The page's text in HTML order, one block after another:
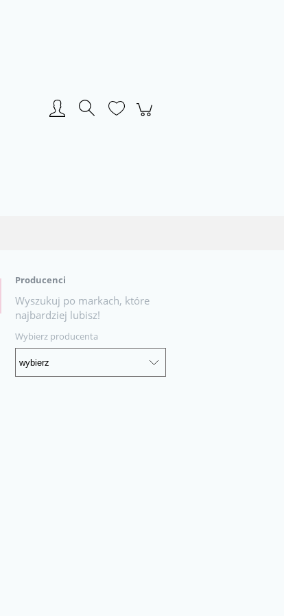
Producenci
Wyszukuj po markach, które
najbardziej lubisz!
Wybierz producenta